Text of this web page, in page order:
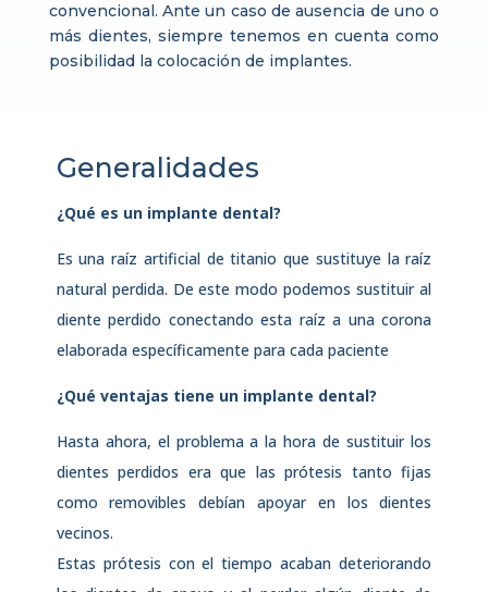
convencional. Ante un caso de ausencia de uno o
más dientes, siempre tenemos en cuenta como
posibilidad la colocación de implantes.
Generalidades
¿Qué es un implante dental?
Es una raíz artificial de titanio que sustituye la raíz
natural perdida. De este modo podemos sustituir al
diente perdido conectando esta raíz a una corona
elaborada específicamente para cada paciente
¿Qué ventajas tiene un implante dental?
Hasta ahora, el problema a la hora de sustituir los
dientes perdidos era que las prótesis tanto fijas
como removibles debían apoyar en los dientes
vecinos.
Estas prótesis con el tiempo acaban deteriorando